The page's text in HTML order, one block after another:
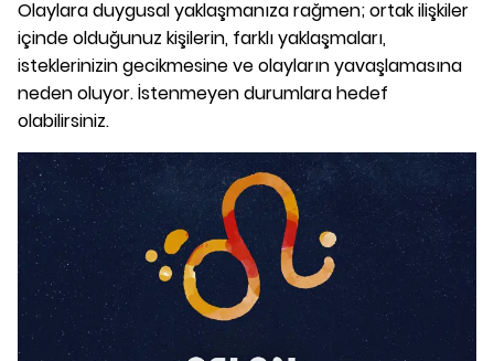
Olaylara duygusal yaklaşmanıza rağmen; ortak ilişkiler
içinde olduğunuz kişilerin, farklı yaklaşmaları,
isteklerinizin gecikmesine ve olayların yavaşlamasına
neden oluyor. İstenmeyen durumlara hedef
olabilirsiniz.